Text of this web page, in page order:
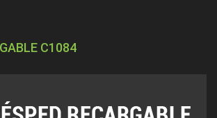
C1084